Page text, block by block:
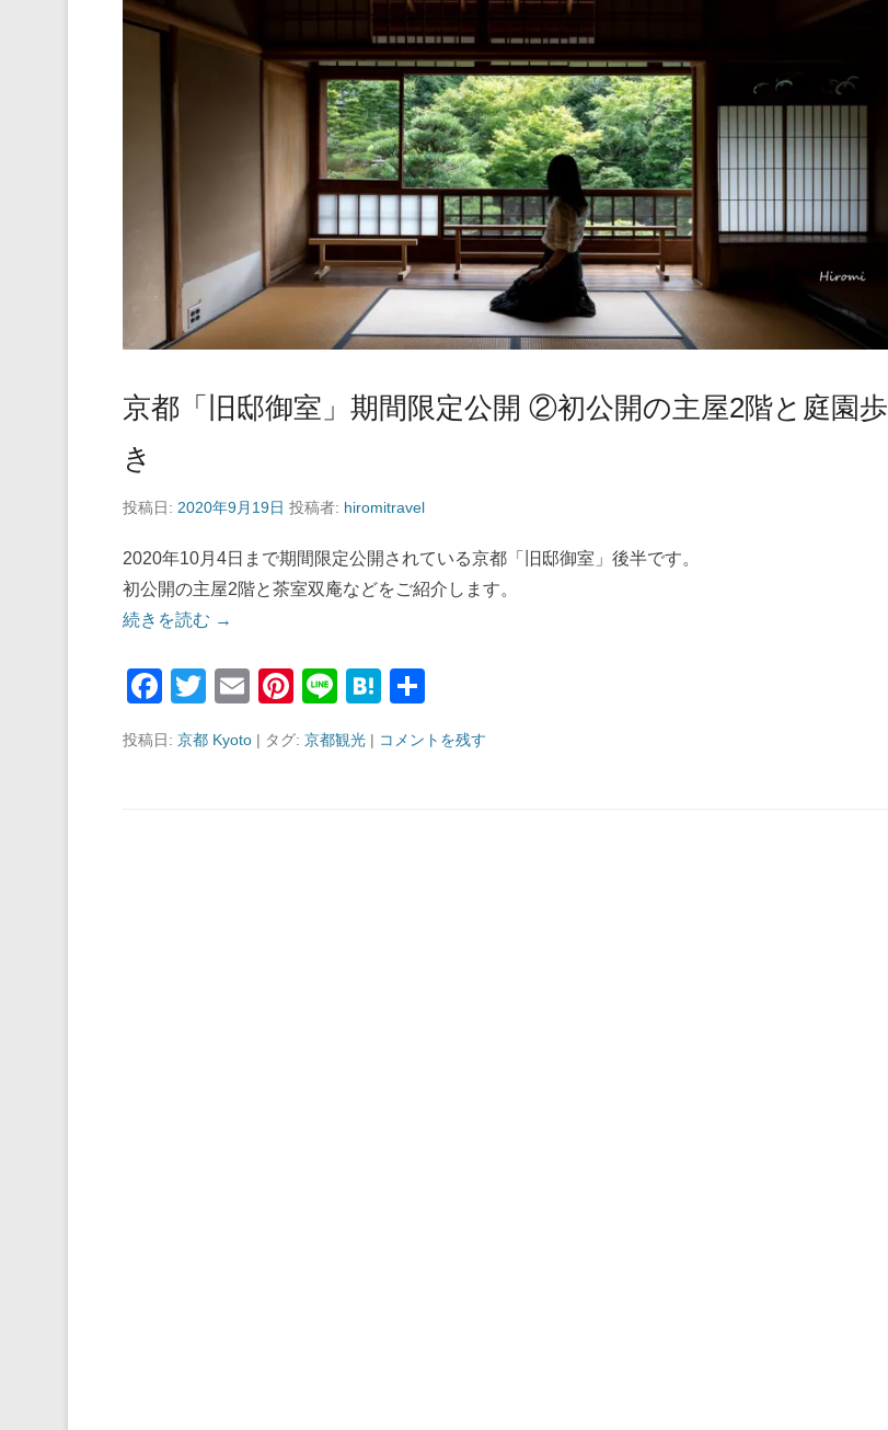
京都「旧邸御室」期間限定公開 ②初公開の主屋2階と庭園歩
き
投稿日: 2020年9月19日 投稿者: hiromitravel
2020年10月4日まで期間限定公開されている京都「旧邸御室」後半です。
初公開の主屋2階と茶室双庵などをご紹介します。
続きを読む →
F
c
T
tt
E
ail
Pi
er
Li
e
H
e
投稿日: 京都 Kyoto | タグ: 京都観光 | コメントを残す